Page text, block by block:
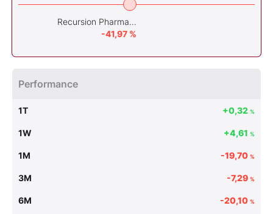
Recursion Pharmaceuticals Inc
-41,97 %
Performance
1T +0,32 %
1W +4,61 %
1M -19,70 %
3M -7,29 %
6M -20,10 %